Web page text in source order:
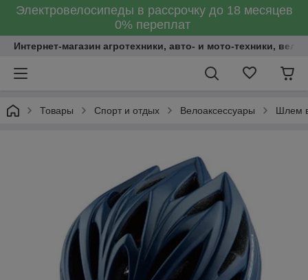
Электровелосипеды в рассрочку до 18 месяцев
0% переплат
Интернет-магазин агротехники, авто- и мото-техники,
Товары Спорт и отдых Велоаксессуары Шлем